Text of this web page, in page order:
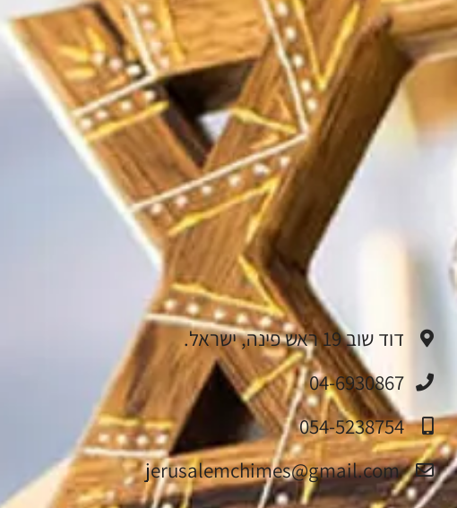
דוד שוב 19 ראש פינה, ישראל.
04-6930867
054-5238754
jerusalemchimes@gmail.com‏